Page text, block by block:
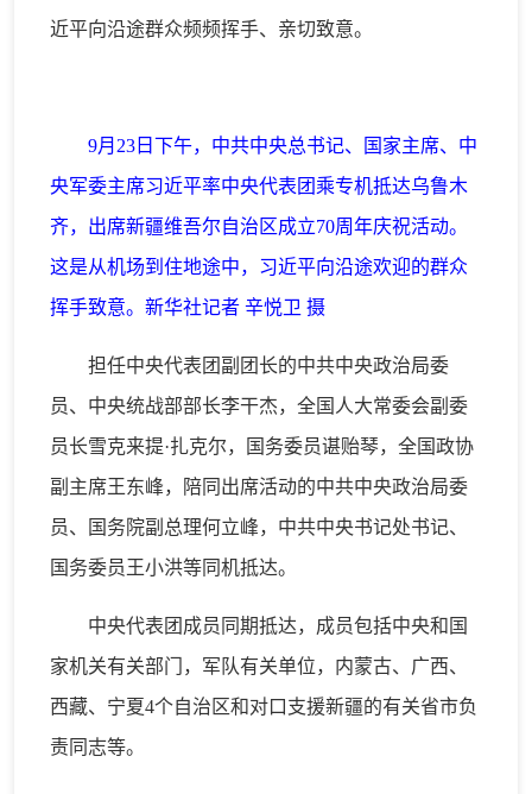
近平向沿途群众频频挥手、亲切致意。
9月23日下午，中共中央总书记、国家主席、中
央军委主席习近平率中央代表团乘专机抵达乌鲁木
齐，出席新疆维吾尔自治区成立70周年庆祝活动。
这是从机场到住地途中，习近平向沿途欢迎的群众
挥手致意。新华社记者 辛悦卫 摄
担任中央代表团副团长的中共中央政治局委
员、中央统战部部长李干杰，全国人大常委会副委
员长雪克来提·扎克尔，国务委员谌贻琴，全国政协
副主席王东峰，陪同出席活动的中共中央政治局委
员、国务院副总理何立峰，中共中央书记处书记、
国务委员王小洪等同机抵达。
中央代表团成员同期抵达，成员包括中央和国
家机关有关部门，军队有关单位，内蒙古、广西、
西藏、宁夏4个自治区和对口支援新疆的有关省市负
责同志等。